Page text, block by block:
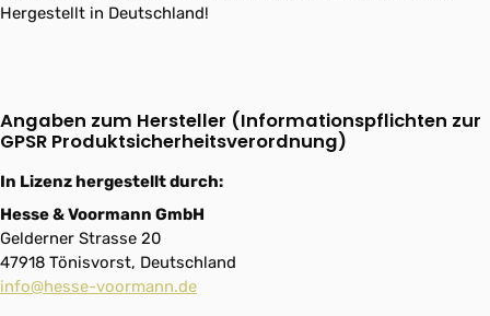
Hergestellt in Deutschland!
Angaben zum Hersteller (Informationspflichten zur
GPSR Produktsicherheitsverordnung)
In Lizenz hergestellt durch:
Hesse & Voormann GmbH
Gelderner Strasse 20
47918 Tönisvorst, Deutschland
info@hesse-voormann.de